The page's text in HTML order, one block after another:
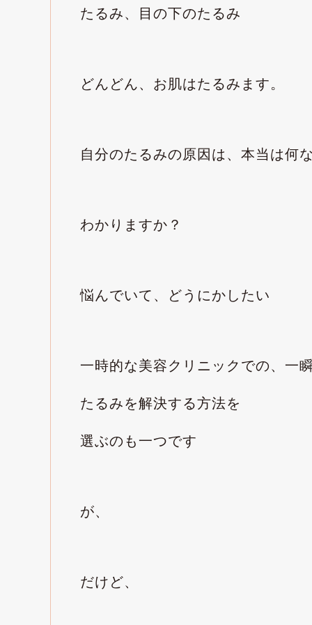
たるみ、目の下のたるみ
どんどん、お肌はたるみます。
自分のたるみの原因は、本当は何
わかりますか？
悩んでいて、どうにかしたい
一時的な美容クリニックでの、一
たるみを解決する方法を
選ぶのも一つです
が、
だけど、